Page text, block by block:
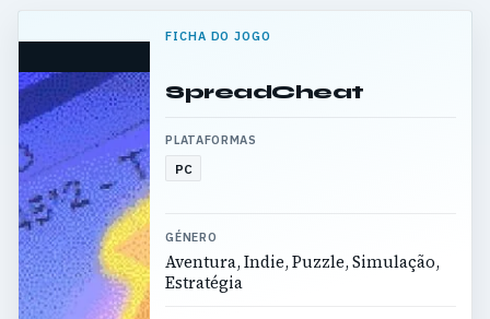
FICHA DO JOGO
SpreadCheat
PLATAFORMAS
PC
GÉNERO
Aventura, Indie, Puzzle, Simulação,
Estratégia